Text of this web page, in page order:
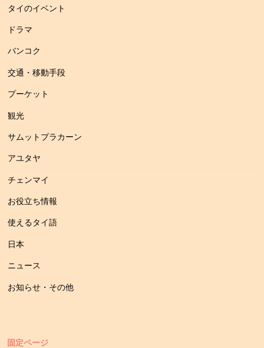
タイのイベント
ドラマ
バンコク
交通・移動手段
プーケット
観光
サムットプラカーン
アユタヤ
チェンマイ
お役立ち情報
使えるタイ語
日本
ニュース
お知らせ・その他
固定ページ